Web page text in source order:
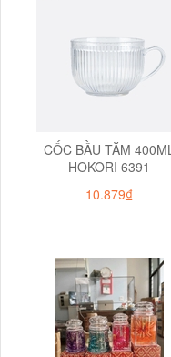
CỐC BẦU TĂM 400ML
HOKORI 6391
10.879₫